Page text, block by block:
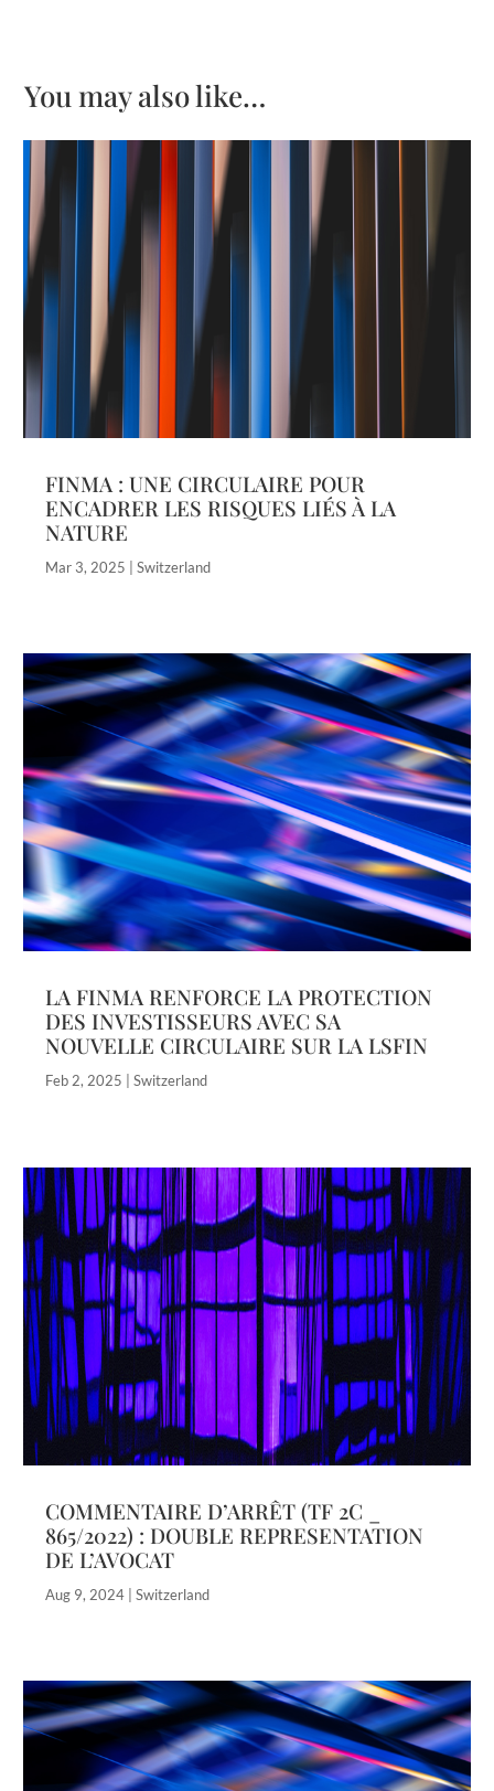
You may also like…
FINMA : UNE CIRCULAIRE POUR
ENCADRER LES RISQUES LIÉS À LA
NATURE
Mar 3, 2025 |Switzerland
LA FINMA RENFORCE LA PROTECTION
DES INVESTISSEURS AVEC SA
NOUVELLE CIRCULAIRE SUR LA LSFIN
Feb 2, 2025 |Switzerland
COMMENTAIRE D’ARRÊT (TF 2C _
865/2022) : DOUBLE REPRESENTATION
DE L’AVOCAT
Aug 9, 2024 |Switzerland